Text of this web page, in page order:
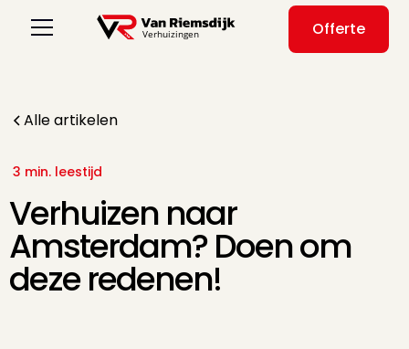
Offerte
Alle artikelen
3 min. leestijd
Verhuizen naar
Amsterdam? Doen om
deze redenen!